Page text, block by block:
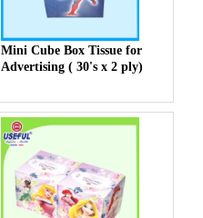
Mini Cube Box Tissue for
Advertising ( 30's x 2 ply)